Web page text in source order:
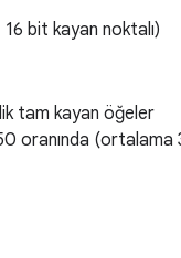
bit kayan noktalı)
tam kayan öğeler
oranında (ortalama